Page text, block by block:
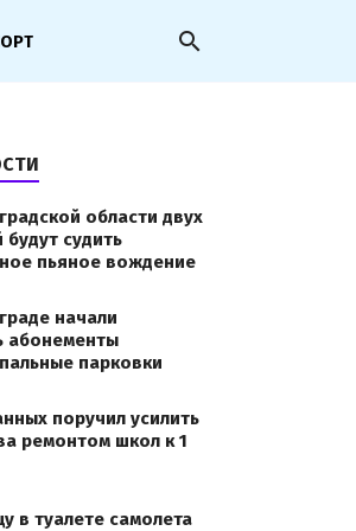
search
области двух
будут судить
пьяное вождение
начали
абонементы
парковки
поручил усилить
ремонтом школ к 1
в туалете самолета